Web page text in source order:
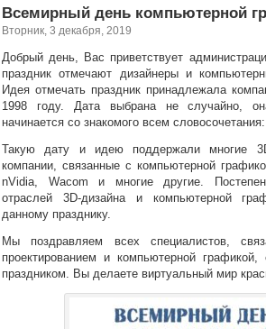
Всемирный день компьютерной
Вторник, 3 декабря, 2019
Добрый день, Вас приветствует
праздник отмечают дизайнеры и
Идея отмечать праздник принадлежала
1998 году. Дата выбрана не случайно,
начинается со знакомого всем
Такую дату и идею поддержали многие
компании, связанные с компьютерной
nVidia, Wacom и многие другие.
отраслей 3D-дизайна и компьютерной
данному празднику.
Мы поздравляем всех специалистов,
проектированием и компьютерной
праздником. Вы делаете виртуальный мир